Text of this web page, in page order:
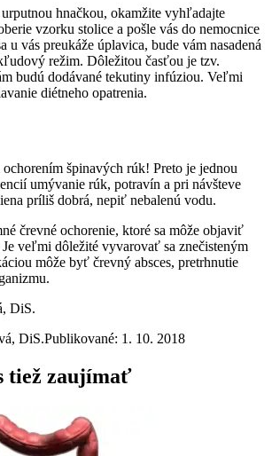
hnačkou, okamžite vyhľadajte
vzorku stolice a pošle vás do nemocnice
u vás preukáže úplavica, bude vám nasadená
režim. Dôležitou časťou je tzv.
budú dodávané tekutiny infúziou. Veľmi
diétneho opatrenia.
špinavých rúk! Preto je jednou
umývanie rúk, potravín a pri návšteve
príliš dobrá, nepiť nebalenú vodu.
črevné ochorenie, ktoré sa môže objaviť
veľmi dôležité vyvarovať sa znečisteným
môže byť črevný absces, pretrhnutie
DiS.
DiS.Publikované: 1. 10. 2018
tiež zaujímať